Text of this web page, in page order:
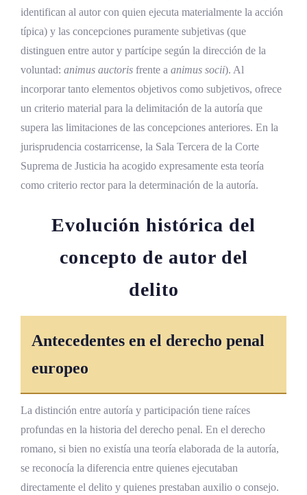
identifican al autor con quien ejecuta materialmente la acción
típica) y las concepciones puramente subjetivas (que
distinguen entre autor y partícipe según la dirección de la
voluntad: animus auctoris frente a animus socii). Al
incorporar tanto elementos objetivos como subjetivos, ofrece
un criterio material para la delimitación de la autoría que
supera las limitaciones de las concepciones anteriores. En la
jurisprudencia costarricense, la Sala Tercera de la Corte
Suprema de Justicia ha acogido expresamente esta teoría
como criterio rector para la determinación de la autoría.
Evolución histórica del
concepto de autor del
delito
Antecedentes en el derecho penal
europeo
La distinción entre autoría y participación tiene raíces
profundas en la historia del derecho penal. En el derecho
romano, si bien no existía una teoría elaborada de la autoría,
se reconocía la diferencia entre quienes ejecutaban
directamente el delito y quienes prestaban auxilio o consejo.